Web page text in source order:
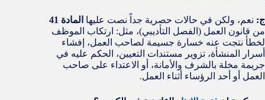
ج: نعم، ولكن في حالات حصرية جداً نصت عليها المادة 41
من قانون العمل (الفصل التأديبي)، مثل: ارتكاب الموظف
لخطأ نتجت عنه خسارة جسيمة لصاحب العمل، إفشاء
أسرار المنشأة، تزوير مستندات التعيين، الحكم عليه في
جريمة مخلة بالشرف والأمانة، أو الاعتداء على صاحب
العمل أو أحد الرؤساء أثناء العمل.